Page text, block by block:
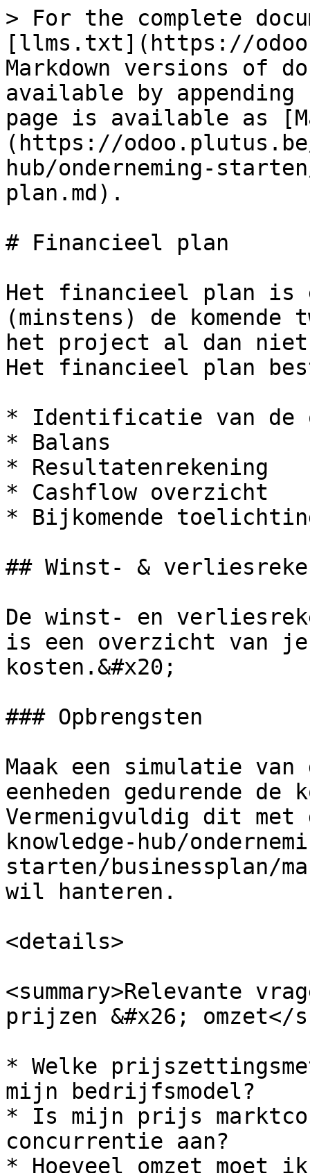
> For the complete
[llms.txt](https://
Markdown versions of
available by
page is available as
(https://
hub/onderneming-
plan.md).
# Financieel plan
Het financieel plan is
(minstens) de
het project al dan
Het financieel plan
* Identificatie van de
* Balans
* Resultatenrekening
* Cashflow overzicht
* Bijkomende
## Winst- &
De winst- en
is een overzicht van
kosten.&#x20;
### Opbrengsten
Maak een simulatie van
eenheden gedurende de
Vermenigvuldig dit
knowledge-hub/
starten/businessplan/
wil hanteren.
<details>
<summary>Relevante
prijzen &#x26; omzet</
* Welke
mijn bedrijfsmodel?
* Is mijn prijs
concurrentie aan?
* Hoeveel omzet moet